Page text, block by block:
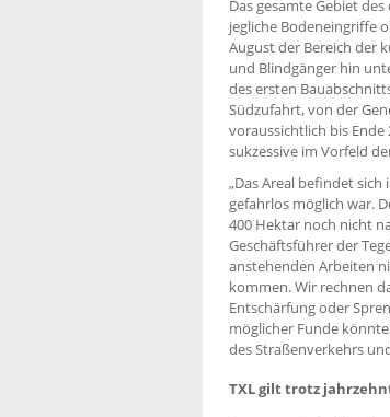
Das gesamte Gebiet
jegliche Bodeneingriffe
August der Bereich der
und Blindgänger hin
des ersten
Südzufahrt, von der
voraussichtlich bis
sukzessive im Vorfeld
„Das Areal befindet
gefahrlos möglich war.
400 Hektar noch nicht
Geschäftsführer der
anstehenden Arbeiten
kommen. Wir rechnen
Entschärfung oder
möglicher Funde
des Straßenverkehrs
TXL gilt trotz